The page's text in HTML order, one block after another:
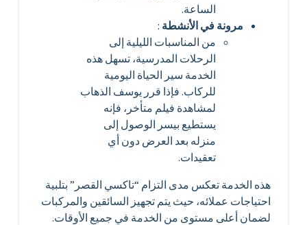
الساعة.
مرونة في الأنشطة:
من المناسبات الليلية إلى
الرحلات المدرسية، تسهل هذه
الخدمة سير الحياة اليومية
للركاب. فإذا قرر يوسف الذهاب
لمشاهدة فيلم متأخر، فإنه
يستطيع بيسر الوصول إلى
منزله بعد العرض دون أي
تعقيدات.
هذه الخدمة تعكس مدى التزام “تاكسي القصر” بتلبية
احتياجات عملائه، حيث يتم تجهيز السائقين والمركبات
لضمان أعلى مستوى من الخدمة في جميع الأوقات.